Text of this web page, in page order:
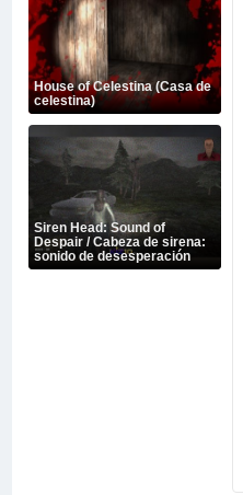
House of Celestina (Casa de
celestina)
Siren Head: Sound of
Despair / Cabeza de sirena:
sonido de desesperación